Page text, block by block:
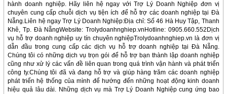
hành doanh nghiệp. Hãy liên hệ ngay với Trợ Lý Doanh Nghiệp đơn vị
chuyên cung cấp chuỗi dịch vụ tiện ích để hỗ trợ các doanh nghiệp tại Đà
Nẵng.Liên hệ ngay Trợ Lý Doanh Nghiệp:Địa chỉ: Số 46 Hà Huy Tập, Thanh
Khê, Tp. Đà NẵngWebsite: Trolydoanhnghiep.vnHotline: 0905.660.552Dịch
vụ hỗ trợ doanh nghiệp uy tín chuyên nghiệpTrolydoanhnghiep.vn là đơn vị
dẫn đầu trong cung cấp các dịch vụ hỗ trợ doanh nghiệp tại Đà Nẵng.
Chúng tôi có những dịch vụ trọn gói để hỗ trợ bạn thành lập doanh nghiệp
cũng như xử lý các vấn đề liên quan trong quá trình vận hành và phát triển
công ty.Chúng tôi đã và đang hỗ trợ và giúp hàng trăm các doanh nghiệp
phát triển hệ thống của mình để hướng đến những hoạt động kinh doanh
hiệu quả lâu dài. Những dịch vụ mà Trợ Lý Doanh Nghiệp cung ứng bao